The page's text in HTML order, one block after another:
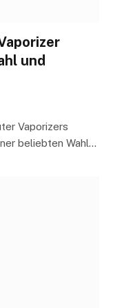
und
Vaporizers
beliebten Wahl…